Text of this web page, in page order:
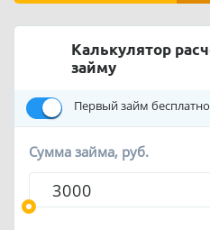
Калькулятор
займу
Первый займ бесплатно
Сумма займа, руб.